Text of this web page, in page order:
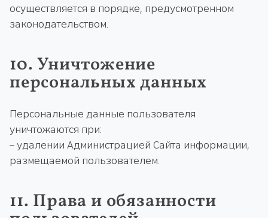
осуществляется в порядке, предусмотренном
законодательством.
10. Уничтожение
персональных данных
Персональные данные пользователя
уничтожаются при:
– удалении Администрацией Сайта информации,
размещаемой пользователем.
11. Права и обязанности